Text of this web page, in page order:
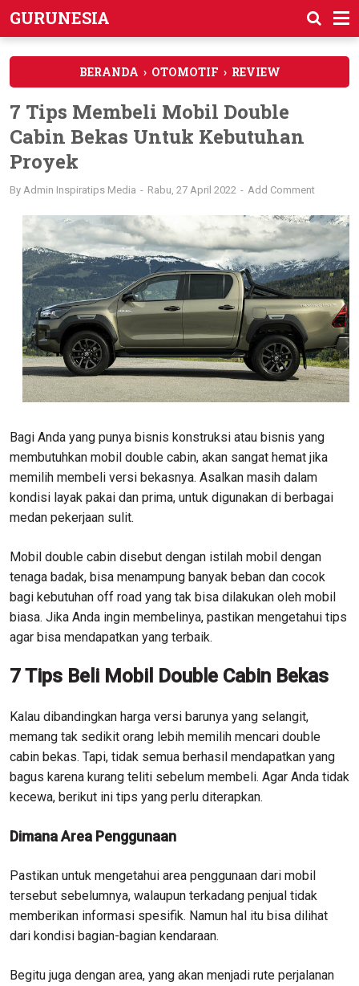
GURUNESIA
BERANDA › OTOMOTIF › REVIEW
7 Tips Membeli Mobil Double
Cabin Bekas Untuk Kebutuhan
Proyek
By Admin Inspiratips Media Rabu, 27 April 2022 Add Comment
Bagi Anda yang punya bisnis konstruksi atau bisnis yang
membutuhkan mobil double cabin, akan sangat hemat jika
memilih membeli versi bekasnya. Asalkan masih dalam
kondisi layak pakai dan prima, untuk digunakan di berbagai
medan pekerjaan sulit.
Mobil double cabin disebut dengan istilah mobil dengan
tenaga badak, bisa menampung banyak beban dan cocok
bagi kebutuhan off road yang tak bisa dilakukan oleh mobil
biasa. Jika Anda ingin membelinya, pastikan mengetahui tips
agar bisa mendapatkan yang terbaik.
7 Tips Beli Mobil Double Cabin Bekas
Kalau dibandingkan harga versi barunya yang selangit,
memang tak sedikit orang lebih memilih mencari double
cabin bekas. Tapi, tidak semua berhasil mendapatkan yang
bagus karena kurang teliti sebelum membeli. Agar Anda tidak
kecewa, berikut ini tips yang perlu diterapkan.
Dimana Area Penggunaan
Pastikan untuk mengetahui area penggunaan dari mobil
tersebut sebelumnya, walaupun terkadang penjual tidak
memberikan informasi spesifik. Namun hal itu bisa dilihat
dari kondisi bagian-bagian kendaraan.
Begitu juga dengan area, yang akan menjadi rute perjalanan